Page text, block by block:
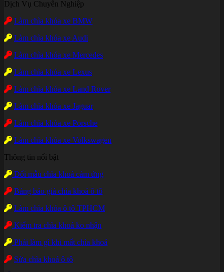
Dịch Vụ Chuyên Nghiệp
Làm chìa khóa xe BMW
Làm chìa khóa xe Audi
Làm chìa khóa xe Mercedes
Làm chìa khóa xe Lexus
Làm chìa khóa xe Land Rover
Làm chìa khóa xe Jaguar
Làm chìa khóa xe Porsche
Làm chìa khóa xe Volkswagen
Thông tin nổi bật
Đổi mẫu chìa khoá cảm ứng
Bảng báo giá chìa khoá ô tô
Làm chìa khóa ô tô TPHCM
Kiểm tra chìa khoá ko nhận
Phải làm gì khi mất chìa khoá
Sửa chìa khoá ô tô